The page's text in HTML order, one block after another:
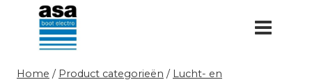
Doorgaan
inhoud
Home / Product categorieën / Lucht- en